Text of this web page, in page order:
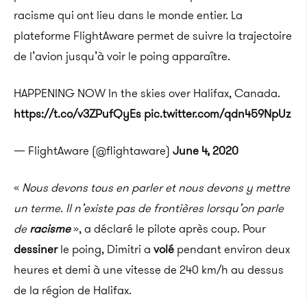
racisme qui ont lieu dans le monde entier. La
plateforme FlightAware permet de suivre la trajectoire
de l’avion jusqu’à voir le poing apparaître.
HAPPENING NOW In the skies over Halifax, Canada.
https://t.co/v3ZPufQyEs pic.twitter.com/qdn459NpUz
— FlightAware (@flightaware) June 4, 2020
« Nous devons tous en parler et nous devons y mettre
un terme. Il n’existe pas de frontières lorsqu’on parle
deracisme», a déclaré le pilote après coup. Pour
dessinerle poing, Dimitri a volé pendant environ deux
heures et demi à une vitesse de 240 km/h au dessus
de la région de Halifax.